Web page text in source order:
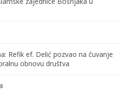
Refik ef. Delić pozvao na čuvanje
obnovu društva